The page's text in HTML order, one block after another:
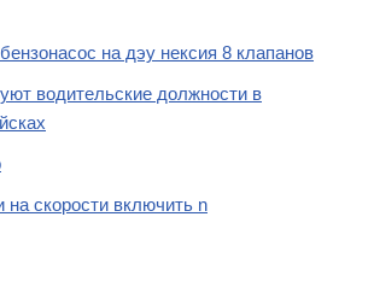
на дэу нексия 8 клапанов
водительские должности в
на скорости включить n